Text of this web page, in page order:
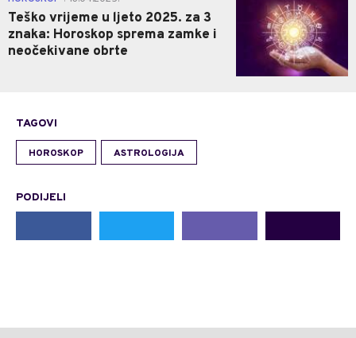
Teško vrijeme u ljeto 2025. za 3
znaka: Horoskop sprema zamke i
neočekivane obrte
TAGOVI
HOROSKOP ASTROLOGIJA
PODIJELI